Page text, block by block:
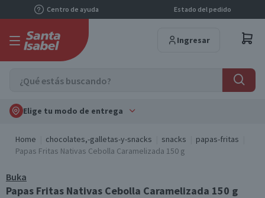
Centro de ayuda Estado del pedido
Ingresar
Elige tu modo de entrega
Home chocolates,-galletas-y-snacks snacks
papas-fritas
Papas Fritas Nativas Cebolla Caramelizada 150 g
Buka
Papas Fritas Nativas Cebolla Caramelizada 150 g